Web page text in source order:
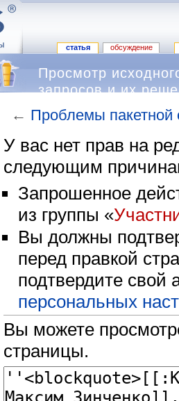
статья обсуждение
Просмотр
запросов и их
← Проблемы пакетной
У вас нет прав на
следующим
Запрошенное
из группы «
Вы должны
перед правкой
подтвердите свой
персональных
Вы можете
страницы.